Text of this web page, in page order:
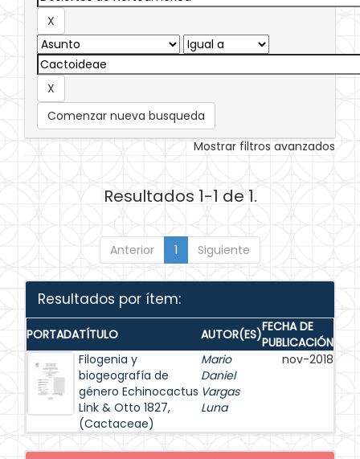
Comenzar nueva busqueda
Mostrar filtros avanzados
Resultados 1-1 de 1.
Anterior 1 Siguiente
Resultados por ítem:
PORTADATÍTULO AUTOR(ES)FECHA DE
PUBLICACIÓN
Filogenia y
biogeografía de
género Echinocactus
Link & Otto 1827,
(Cactaceae)
Mario
Daniel
Vargas
Luna
nov-2018